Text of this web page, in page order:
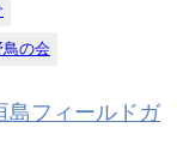
鳥の会
島フィールドガ